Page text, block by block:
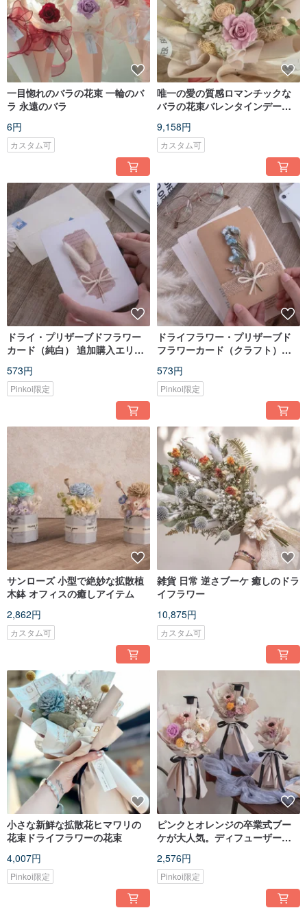
一目惚れのバラの花束 一輪のバ
ラ 永遠のバラ
6円
カスタム可
唯一の愛の質感ロマンチックな
バラの花束バレンタインデーの
9,158円
カスタム可
ドライ・プリザーブドフラワー
カード（純白） 追加購入エリア
573円
Pinkoi限定
ドライフラワー・プリザーブド
フラワーカード（クラフト）追
ミニカード
573円
Pinkoi限定
サンローズ 小型で絶妙な拡散植
木鉢 オフィスの癒しアイテム
2,862円
カスタム可
雑貨 日常 逆さブーケ 癒しのドラ
イフラワー
10,875円
カスタム可
小さな新鮮な拡散花ヒマワリの
花束ドライフラワーの花束
4,007円
Pinkoi限定
ピンクとオレンジの卒業式ブー
ケが大人気。ディフューザーブ
2,576円
Pinkoi限定